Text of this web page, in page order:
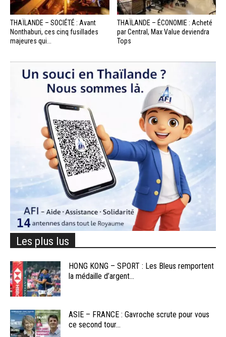
THAÏLANDE – SOCIÉTÉ : Avant
Nonthaburi, ces cinq fusillades
majeures qui...
THAÏLANDE – ÉCONOMIE : Acheté
par Central, Max Value deviendra
Tops
Les plus lus
HONG KONG – SPORT : Les Bleus remportent
la médaille d’argent...
ASIE – FRANCE : Gavroche scrute pour vous
ce second tour...